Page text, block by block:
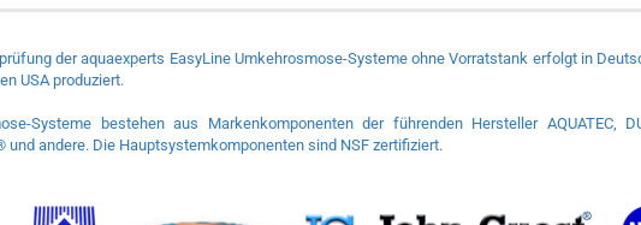
der aquaexperts EasyLine Umkehrosmose-Systeme ohne Vorratstank erfolgt in
USA produziert.
Systeme bestehen aus Markenkomponenten der führenden Hersteller AQUATEC,
und andere. Die Hauptsystemkomponenten sind NSF zertifiziert.